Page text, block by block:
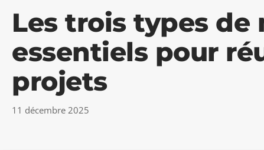
Les trois types de
essentiels pour
projets
11 décembre 2025